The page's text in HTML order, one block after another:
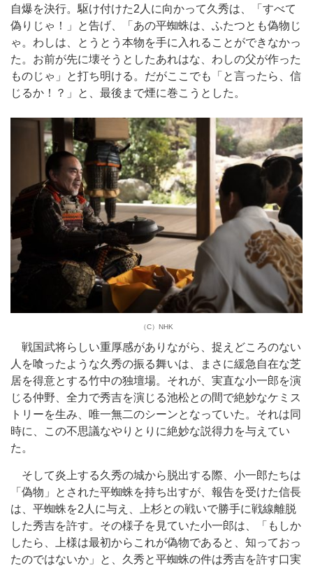
自爆を決行。駆け付けた2人に向かって久秀は、「すべて
偽りじゃ！」と告げ、「あの平蜘蛛は、ふたつとも偽物じ
ゃ。わしは、とうとう本物を手に入れることができなかっ
た。お前が先に壊そうとしたあれはな、わしの父が作った
ものじゃ」と打ち明ける。だがここでも「と言ったら、信
じるか！？」と、最後まで煙に巻こうとした。
（C）NHK
戦国武将らしい重厚感がありながら、捉えどころのない
人を喰ったような久秀の振る舞いは、まさに緩急自在な芝
居を得意とする竹中の独壇場。それが、実直な小一郎を演
じる仲野、全力で秀吉を演じる池松との間で絶妙なケミス
トリーを生み、唯一無二のシーンとなっていた。それは同
時に、この不思議なやりとりに絶妙な説得力を与えてい
た。
そして炎上する久秀の城から脱出する際、小一郎たちは
「偽物」とされた平蜘蛛を持ち出すが、報告を受けた信長
は、平蜘蛛を2人に与え、上杉との戦いで勝手に戦線離脱
した秀吉を許す。その様子を見ていた小一郎は、「もしか
したら、上様は最初からこれが偽物であると、知っておっ
たのではないか」と、久秀と平蜘蛛の件は秀吉を許す口実